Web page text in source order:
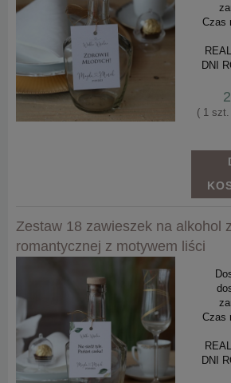
Czas
DNI
( 1 szt.
Zestaw 18 zawieszek na alkohol
romantycznej z motywem liści
Czas
DNI